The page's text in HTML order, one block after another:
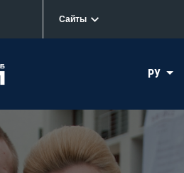
Сайты
РУ